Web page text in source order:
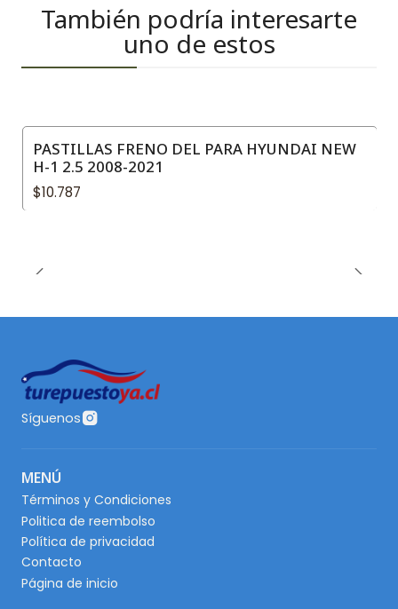
También podría interesarte
uno de estos
PASTILLAS FRENO DEL PARA HYUNDAI NEW
H-1 2.5 2008-2021
$10.787
Síguenos
MENÚ
Términos y Condiciones
Politica de reembolso
Política de privacidad
Contacto
Página de inicio